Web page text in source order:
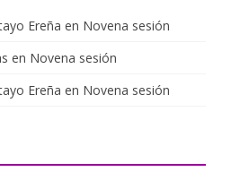
Ereña en Novena sesión
en Novena sesión
Ereña en Novena sesión